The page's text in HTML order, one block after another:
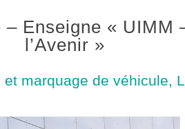
Enseigne « UIMM
l’Avenir »
marquage de véhicule,